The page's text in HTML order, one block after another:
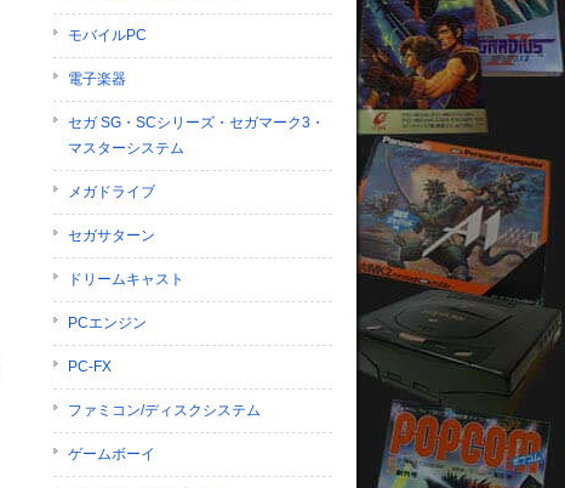
モバイルPC
電子楽器
セガ SG・SCシリーズ・セガマーク3・
マスターシステム
メガドライブ
セガサターン
ドリームキャスト
PCエンジン
PC-FX
ファミコン/ディスクシステム
ゲームボーイ